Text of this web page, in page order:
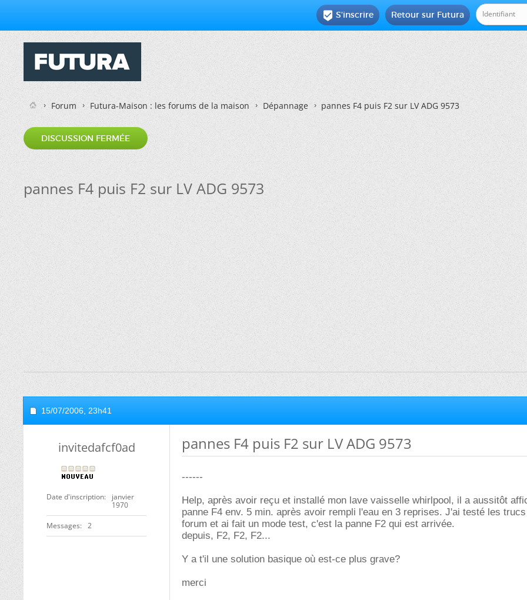
Retour sur Futura
 S'inscrire
Forum Futura-Maison : les forums de la maison Dépannage pannes F4 puis F2 sur LV ADG 9573
DISCUSSION FERMÉE
pannes F4 puis F2 sur LV ADG 9573
15/07/2006, 23h41
invitedafcf0ad
Date d'inscription
janvier
1970
Messages 2
pannes F4 puis F2 sur LV ADG 9573
------
Help, après avoir reçu et installé mon lave vaisselle whirlpool, il a aussitôt
panne F4 env. 5 min. après avoir rempli l'eau en 3 reprises. J'ai testé les
forum et ai fait un mode test, c'est la panne F2 qui est arrivée.
depuis, F2, F2, F2...
Y a t'il une solution basique où est-ce plus grave?
merci